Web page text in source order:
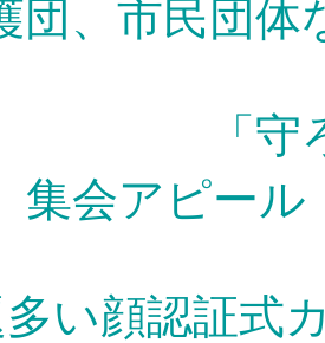
団、市民団体
う！外
集会アピール
い顔認証式